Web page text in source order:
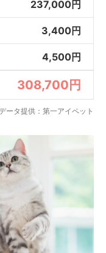
237,000円
3,400円
4,500円
308,700円
ータ提供：第一アイペット